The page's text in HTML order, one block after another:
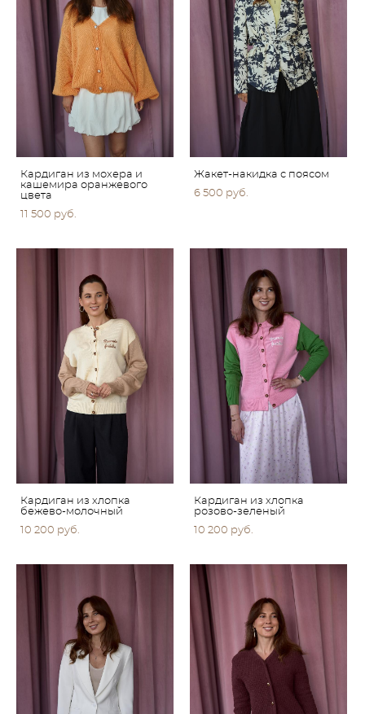
Кардиган из мохера и
кашемира оранжевого
цвета
11 500 pуб.
Жакет-накидка с поясом
6 500 pуб.
Кардиган из хлопка
бежево-молочный
10 200 pуб.
Кардиган из хлопка
розово-зеленый
10 200 pуб.